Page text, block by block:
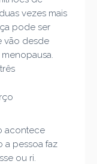
vezes mais
pode ser
vão desde
acontece
a pessoa faz
ou ri.